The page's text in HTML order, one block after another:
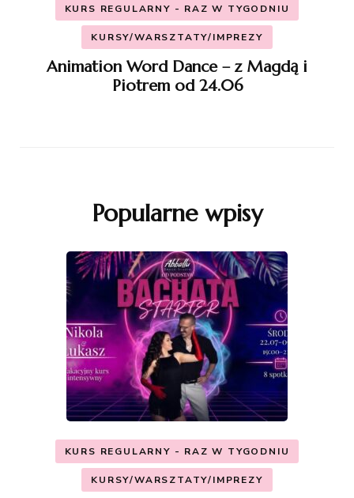
KURS REGULARNY - RAZ W TYGODNIU
KURSY/WARSZTATY/IMPREZY
Animation Word Dance – z Magdą i
Piotrem od 24.06
Popularne wpisy
KURS REGULARNY - RAZ W TYGODNIU
KURSY/WARSZTATY/IMPREZY